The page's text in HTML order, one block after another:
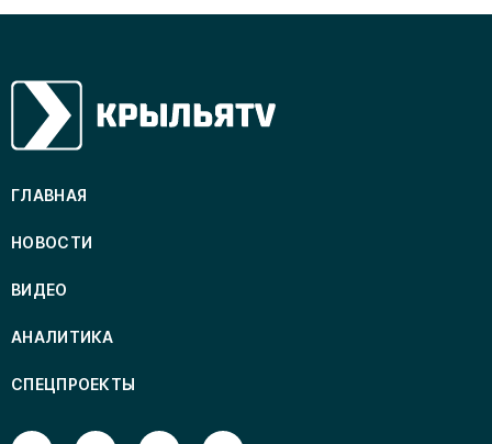
ГЛАВНАЯ
НОВОСТИ
ВИДЕО
АНАЛИТИКА
СПЕЦПРОЕКТЫ